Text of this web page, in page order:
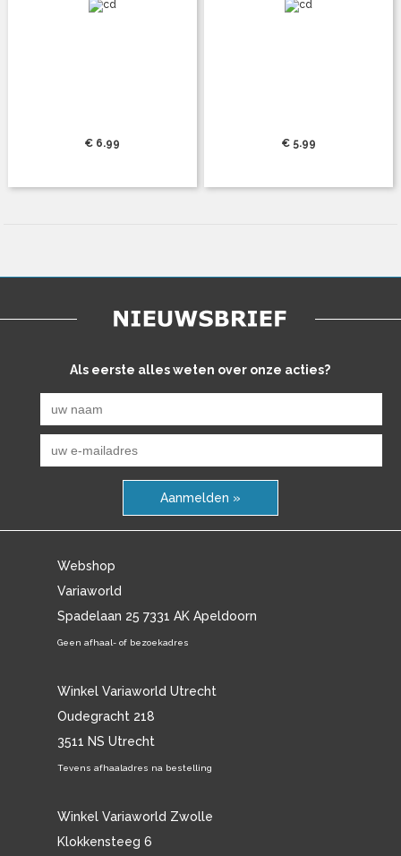
€ 6.99 € 5.99
Als eerste alles weten over onze acties?
Aanmelden »
Webshop
Variaworld
Spadelaan 25 7331 AK Apeldoorn
Geen afhaal- of bezoekadres
Winkel Variaworld Utrecht
Oudegracht 218
3511 NS Utrecht
Tevens afhaaladres na bestelling
Winkel Variaworld Zwolle
Klokkensteeg 6